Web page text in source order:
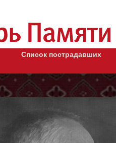
Список пострадавших